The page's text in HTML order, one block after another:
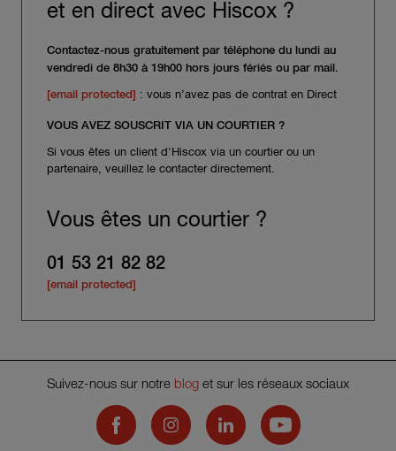
et en direct avec Hiscox ?
Contactez-nous gratuitement par téléphone du lundi au
vendredi de 8h30 à 19h00 hors jours fériés ou par mail.
[email protected] : vous n’avez pas de contrat en Direct
VOUS AVEZ SOUSCRIT VIA UN COURTIER ?
Si vous êtes un client d'Hiscox via un courtier ou un
partenaire, veuillez le contacter directement.
Vous êtes un courtier ?
01 53 21 82 82
[email protected]
Suivez-nous sur notre blog et sur les réseaux sociaux
Hiscox on Facebook
Hiscox on Instagram
Hiscox on LinkedInHiscox on YouTube